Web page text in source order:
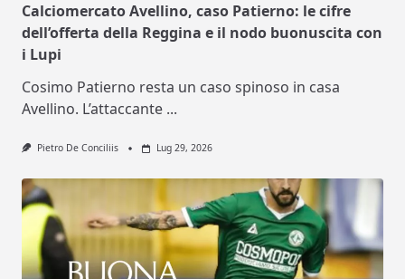
Calciomercato Avellino, caso Patierno: le cifre
dell’offerta della Reggina e il nodo buonuscita con
i Lupi
Cosimo Patierno resta un caso spinoso in casa
Avellino. L’attaccante ...
Pietro De Conciliis Lug 29, 2026